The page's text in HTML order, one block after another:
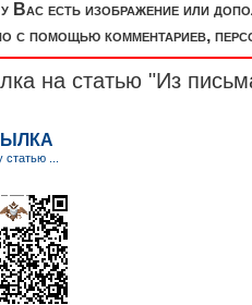
Вас есть изображение или
с помощью комментариев,
на статью "Из